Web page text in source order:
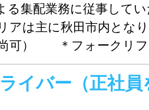
る集配業務に従事して
アは主に秋田市内とな
可） ＊フォークリフ
す。 フォークリフ
です。 ※採用から６
正社員登用となりま